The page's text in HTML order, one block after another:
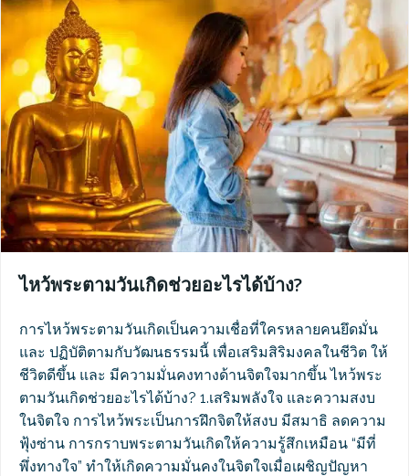
ไหว้พระตามวันเกิดช่วยอะไรได้บ้าง?
การไหว้พระตามวันเกิดเป็นความเชื่อที่ใครหลายคนยึดมั่น
และ ปฏิบัติตามกับวัฒนธรรมนี้ เพื่อเสริมสิริมงคลในชีวิต ให้
ชีวิตดีขึ้น และ มีความมั่นคงทางด้านจิตใจมากขึ้น ไหว้พระ
ตามวันเกิดช่วยอะไรได้บ้าง? 1.เสริมพลังใจ และความสงบ
ในจิตใจ การไหว้พระเป็นการฝึกจิตให้สงบ มีสมาธิ ลดความ
ฟุ้งซ่าน การกราบพระตามวันเกิดให้ความรู้สึกเหมือน “มีที่
พึ่งทางใจ” ทำให้เกิดความมั่นคงในจิตใจเมื่อเผชิญปัญหา